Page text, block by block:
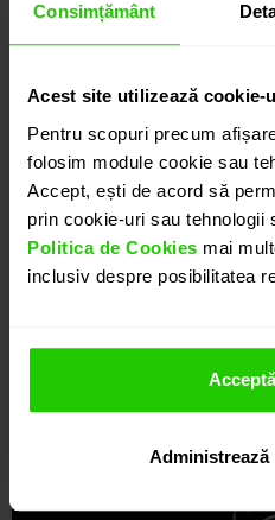
Consimțământ
Acest site utilizează cookie-
Pentru scopuri precum
folosim module cookie sau
Accept, ești de acord să
prin cookie-uri sau tehnologii
Politica de Cookies mai
inclusiv despre posibilitatea
Administrează